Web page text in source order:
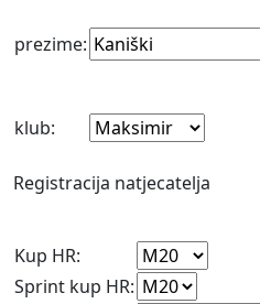
prezime:
klub:
Registracija natjecatelja
Kup HR:
Sprint kup HR: